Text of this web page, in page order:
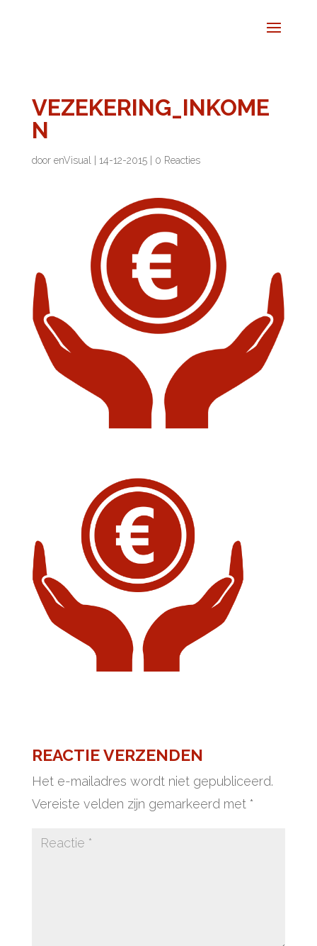
VEZEKERING_INKOME
N
door enVisual 14-12-2015| 0 Reacties
REACTIE VERZENDEN
Het e-mailadres wordt niet gepubliceerd.
Vereiste velden zijn gemarkeerd met *